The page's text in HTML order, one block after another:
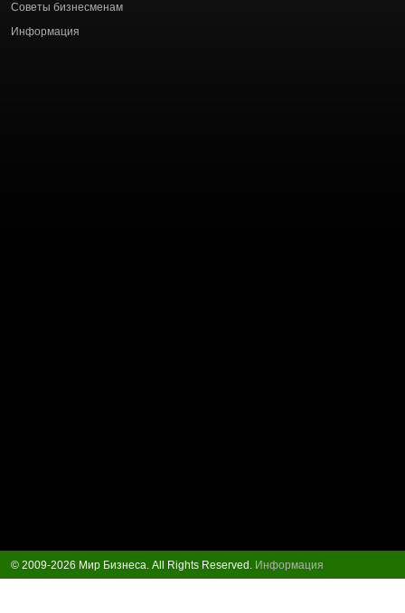
Советы бизнесменам
Информация
© 2009-2026 Мир Бизнеса. All Rights Reserved. Информация